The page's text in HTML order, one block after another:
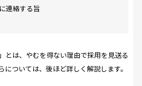
連絡する旨
とは、やむを得ない理由で採用を見送る
については、後ほど詳しく解説します。